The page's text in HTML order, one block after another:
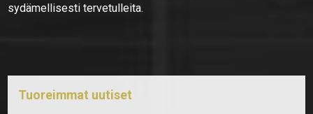
sydämellisesti tervetulleita.
Tuoreimmat uutiset